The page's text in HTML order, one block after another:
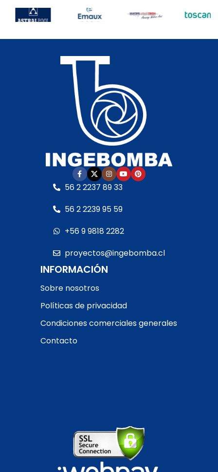
empotrada en muros.
piscina de 1/3 a 1/2 HP
• Conexión: 1.1/2" HI
• Altura máxima sobre el
nivel del agua: 0,7 m
• Ancho de lámina: 400
• Espesor de lámina: 3
• Requiere filtro previo
para evitar
obstrucciones
• Instalación
perfectamente nivelada
iluminación LED RGB
disponibilidad)
RETIRO EN TIENDA
Incluye:
50 Hz – consumo 20 W
• Flotador integrado y
transformador 220 V a
•Longitud de cable: 10
•Protección IPX-8 CE
Especificaciones:
• Tamaño: 350 mm de
L/hora
56 2 2237 89 33
56 2 2239 95 59
+56 9 9818 2282
proyectos@ingebomba.cl
INFORMACIÓN
Sobre nosotros
Políticas de privacidad
Condiciones comerciales generales
Contacto